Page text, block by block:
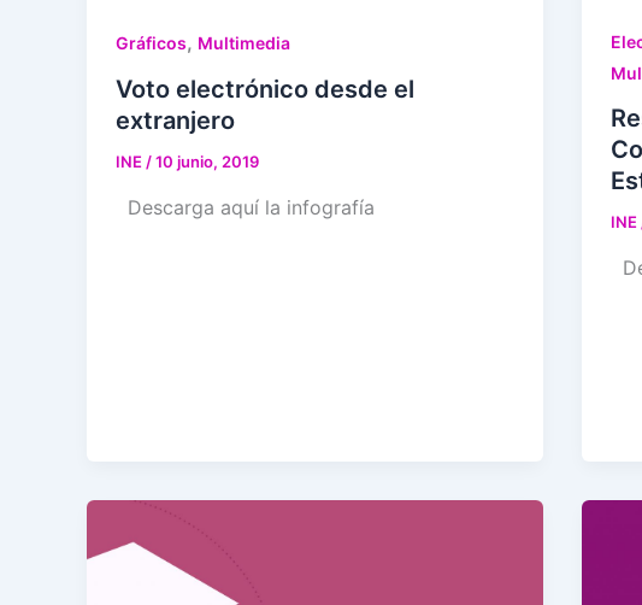
Gráficos, Multimedia
Voto electrónico desde el
extranjero
INE /10 junio, 2019
Descarga aquí la infografía
INE